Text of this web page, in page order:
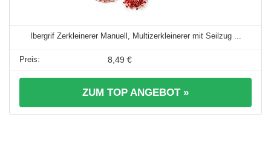
Ibergrif Zerkleinerer Manuell, Multizerkleinerer mit Seilzug ...
8,49 €
ZUM TOP ANGEBOT »